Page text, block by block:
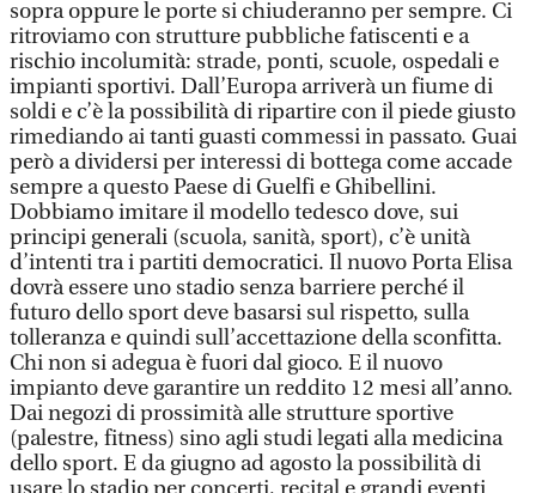
sopra oppure le porte si chiuderanno per sempre. Ci
ritroviamo con strutture pubbliche fatiscenti e a
rischio incolumità: strade, ponti, scuole, ospedali e
impianti sportivi. Dall’Europa arriverà un fiume di
soldi e c’è la possibilità di ripartire con il piede giusto
rimediando ai tanti guasti commessi in passato. Guai
però a dividersi per interessi di bottega come accade
sempre a questo Paese di Guelfi e Ghibellini.
Dobbiamo imitare il modello tedesco dove, sui
principi generali (scuola, sanità, sport), c’è unità
d’intenti tra i partiti democratici. Il nuovo Porta Elisa
dovrà essere uno stadio senza barriere perché il
futuro dello sport deve basarsi sul rispetto, sulla
tolleranza e quindi sull’accettazione della sconfitta.
Chi non si adegua è fuori dal gioco. E il nuovo
impianto deve garantire un reddito 12 mesi all’anno.
Dai negozi di prossimità alle strutture sportive
(palestre, fitness) sino agli studi legati alla medicina
dello sport. E da giugno ad agosto la possibilità di